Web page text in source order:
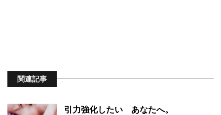
関連記事
引力強化したい あなたへ。